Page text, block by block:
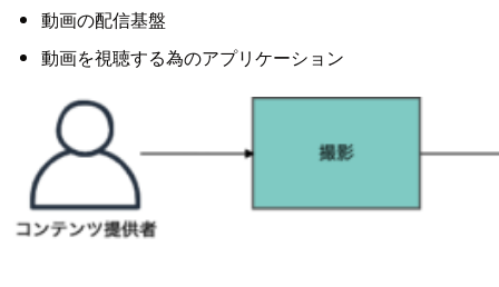
動画の配信基盤
動画を視聴する為のアプリケーション